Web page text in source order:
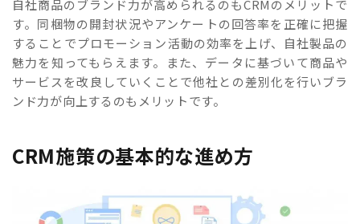
自社商品のブランド力が高められるのもCRMのメリットで
す。同梱物の開封状況やアンケートの回答率を正確に把握
することでプロモーション活動の効率を上げ、自社製品の
魅力を知ってもらえます。また、データに基づいて商品や
サービスを改良していくことで他社との差別化を行いブラ
ンド力が向上するのもメリットです。
CRM施策の基本的な進め方